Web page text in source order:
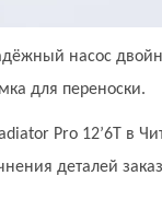
насос
для переноски.
Pro 12’6T в
деталей